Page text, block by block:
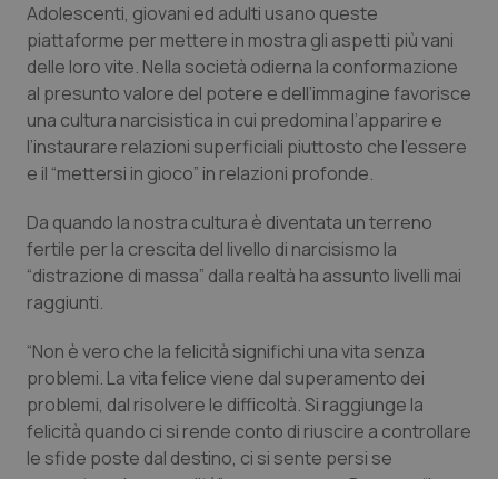
Adolescenti, giovani ed adulti usano queste
piattaforme per mettere in mostra gli aspetti più vani
delle loro vite. Nella società odierna la conformazione
al presunto valore del potere e dell’immagine favorisce
una cultura narcisistica in cui predomina l’apparire e
l’instaurare relazioni superficiali piuttosto che l’essere
e il “mettersi in gioco” in relazioni profonde.
Da quando la nostra cultura è diventata un terreno
fertile per la crescita del livello di narcisismo la
“distrazione di massa” dalla realtà ha assunto livelli mai
raggiunti.
“Non è vero che la felicità significhi una vita senza
problemi. La vita felice viene dal superamento dei
problemi, dal risolvere le difficoltà. Si raggiunge la
felicità quando ci si rende conto di riuscire a controllare
le sfide poste dal destino, ci si sente persi se